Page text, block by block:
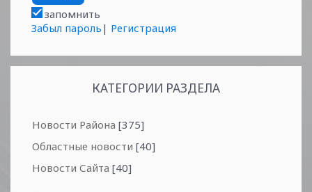
запомнить
Забыл пароль | Регистрация
КАТЕГОРИИ РАЗДЕЛА
Новости Района [375]
Областные новости [40]
Новости Сайта [40]